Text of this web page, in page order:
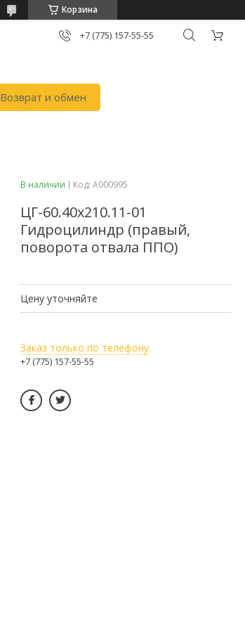
Корзина
+7 (775) 157-55-55
Возврат и обмен
В наличии Код: А000995
ЦГ-60.40х210.11-01
Гидроцилиндр (правый,
поворота отвала ППО)
Цену уточняйте
Заказ только по телефону
+7 (775) 157-55-55